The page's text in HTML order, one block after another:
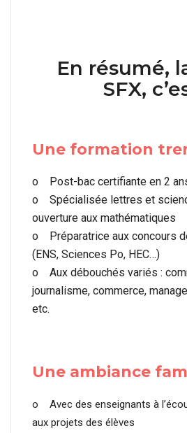
En résumé,
SFX,
Une formation
o Post-bac certifiante en 2
o Spécialisée lettres et
ouverture aux mathématiques
o Préparatrice aux concours
(ENS, Sciences Po, HEC…)
o Aux débouchés variés :
journalisme, commerce,
etc.
Une ambiance
o Avec des enseignants à
aux projets des élèves